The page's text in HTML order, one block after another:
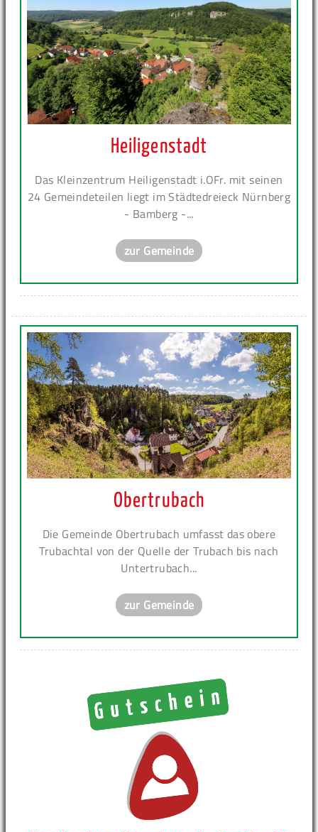
Heiligenstadt
Das Kleinzentrum Heiligenstadt i.OFr. mit seinen
24 Gemeindeteilen liegt im Städtedreieck Nürnberg
- Bamberg -...
zur Gemeinde
Obertrubach
Die Gemeinde Obertrubach umfasst das obere
Trubachtal von der Quelle der Trubach bis nach
Untertrubach...
zur Gemeinde